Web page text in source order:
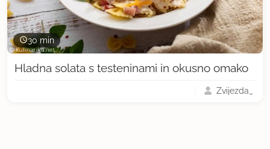
30 min
Hladna solata s testeninami in okusno omako
Zvijezda_